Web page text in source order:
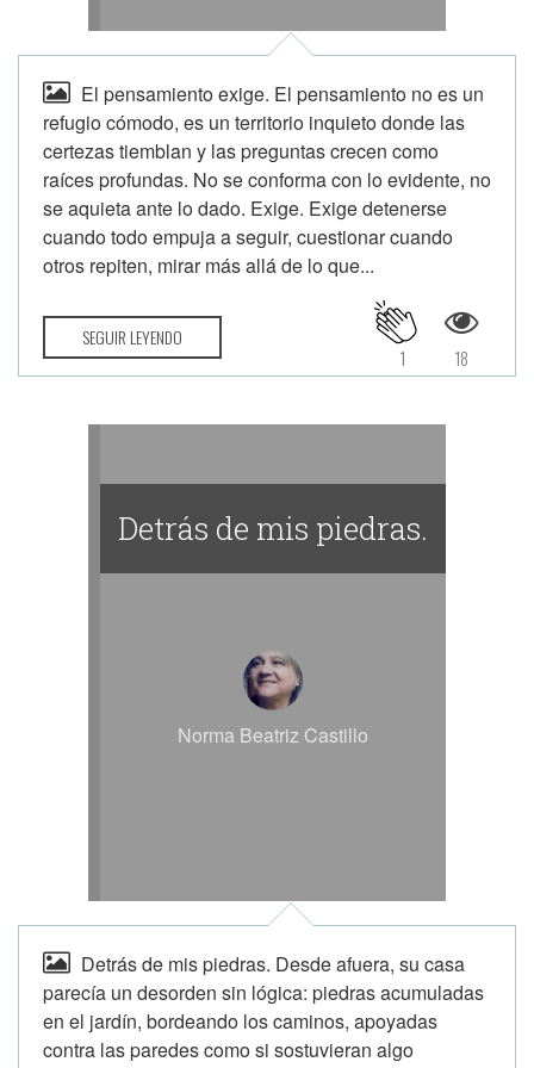
El pensamiento exige. El pensamiento no es un
refugio cómodo, es un territorio inquieto donde las
certezas tiemblan y las preguntas crecen como
raíces profundas. No se conforma con lo evidente, no
se aquieta ante lo dado. Exige. Exige detenerse
cuando todo empuja a seguir, cuestionar cuando
otros repiten, mirar más allá de lo que...
SEGUIR LEYENDO
18
1
Detrás de mis piedras.
Norma Beatriz Castillo
Detrás de mis piedras. Desde afuera, su casa
parecía un desorden sin lógica: piedras acumuladas
en el jardín, bordeando los caminos, apoyadas
contra las paredes como si sostuvieran algo